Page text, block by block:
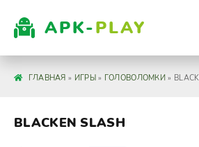
APK-PLAY
ГЛАВНАЯ » ИГРЫ» ГОЛОВОЛОМКИ »
BLACKEN SLASH